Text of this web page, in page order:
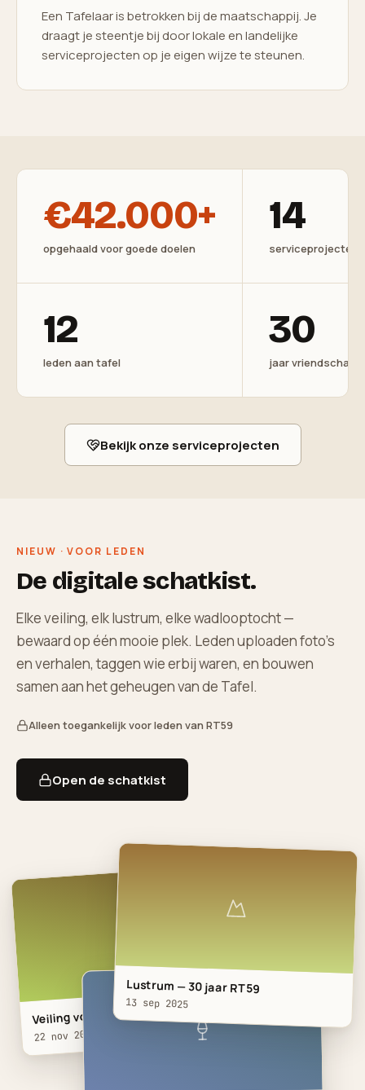
Een Tafelaar is betrokken bij de maatschappij. Je
draagt je steentje bij door lokale en landelijke
serviceprojecten op je eigen wijze te steunen.
€42.000+
opgehaald voor goede doelen
14
serviceprojecten
12
leden aan tafel
30
jaar vriendschap
Bekijk onze serviceprojecten
NIEUW · VOOR LEDEN
De digitale schatkist.
Elke veiling, elk lustrum, elke wadlooptocht —
bewaard op één mooie plek. Leden uploaden foto's
en verhalen, taggen wie erbij waren, en bouwen
samen aan het geheugen van de Tafel.
Alleen toegankelijk voor leden van RT59
Open de schatkist
Veiling voor het Ronald McDona…
22 nov 2025
Lustrum — 30 jaar RT59
13 sep 2025